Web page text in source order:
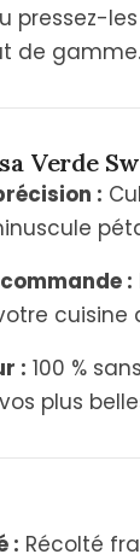
pressez-
de
Verde
:
:
: 100 %
plus
: Récolté